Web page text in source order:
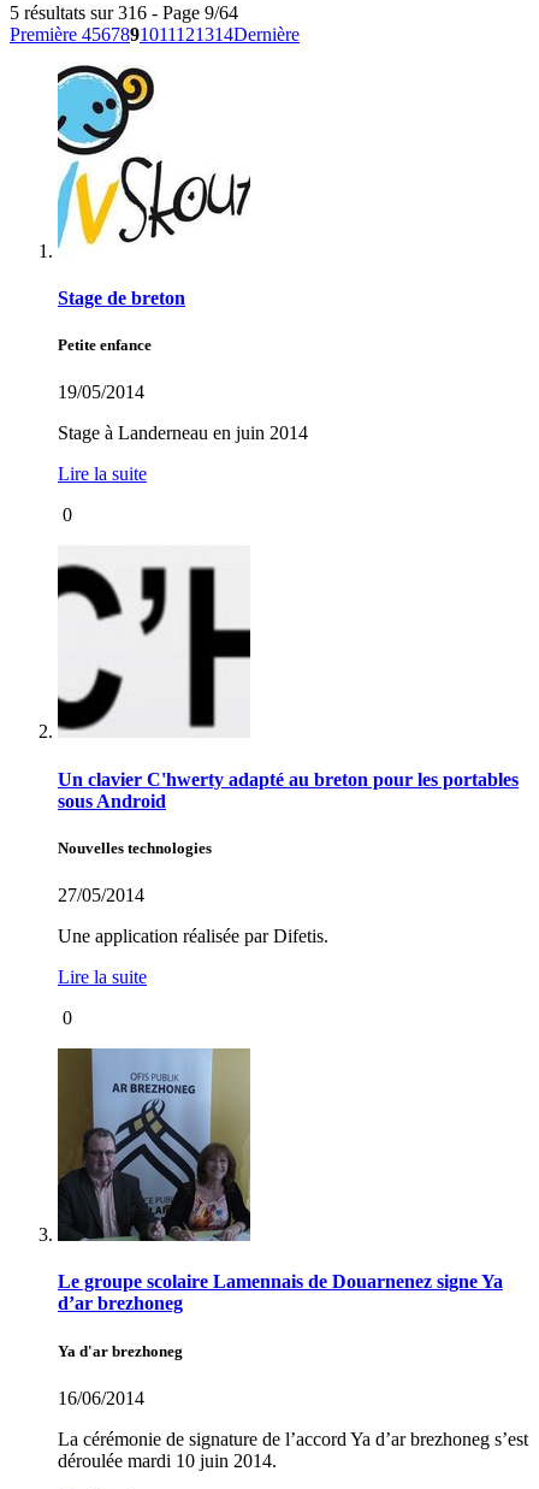
5 résultats sur 316 - Page 9/64
Première 4567891011121314Dernière
Stage de breton
Petite enfance
19/05/2014
Stage à Landerneau en juin 2014
Lire la suite
0
Un clavier C'hwerty adapté au breton pour les portables
sous Android
Nouvelles technologies
27/05/2014
Une application réalisée par Difetis.
Lire la suite
0
Le groupe scolaire Lamennais de Douarnenez signe Ya
d’ar brezhoneg
Ya d'ar brezhoneg
16/06/2014
La cérémonie de signature de l’accord Ya d’ar brezhoneg s’est
déroulée mardi 10 juin 2014.